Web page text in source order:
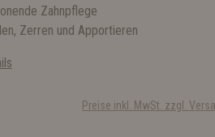
Zahnpflege
Zerren und Apportieren
Preise inkl. MwSt. zzgl.